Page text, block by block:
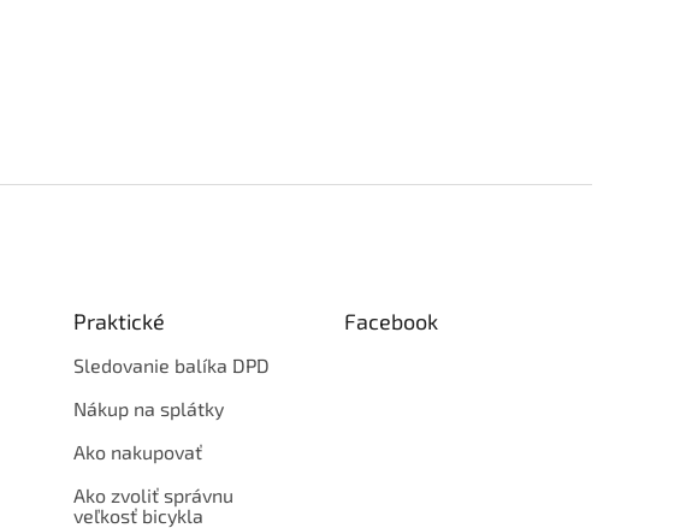
Praktické
Sledovanie balíka DPD
Nákup na splátky
Ako nakupovať
Ako zvoliť správnu
veľkosť bicykla
Facebook